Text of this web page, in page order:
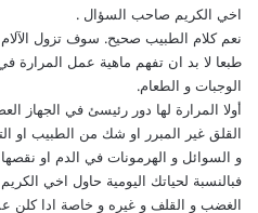
ل
اخي الكريم صاحب السؤال .
نعم كلام الطبيب صحيح. سوف تزول
طبعا لا بد ان تفهم ماهية عمل
الوجبات و الطعام.
أولا المرارة لها دور رئيسئ في الجهاز
القلق غير المبرر او شك من الطبيب او
و السوائل و الهرمونات في الدم او
فبالنسبة لحياتك اليومية حاول اخي